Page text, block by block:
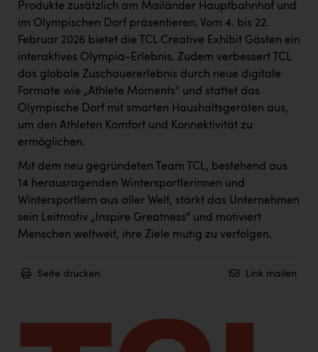
Österreichisches Hebammengremium
Wirtschaftskammer OÖ Energiehandel
Dopgas
kunden basics
kontakt
Produkte zusätzlich am Mailänder Hauptbahnhof und
im Olympischen Dorf präsentieren. Vom 4. bis 22.
Februar 2026 bietet die TCL Creative Exhibit Gästen ein
interaktives Olympia-Erlebnis. Zudem verbessert TCL
das globale Zuschauererlebnis durch neue digitale
Formate wie „Athlete Moments“ und stattet das
Olympische Dorf mit smarten Haushaltsgeräten aus,
um den Athleten Komfort und Konnektivität zu
ermöglichen.
Mit dem neu gegründeten Team TCL, bestehend aus
14 herausragenden Wintersportlerinnen und
Wintersportlern aus aller Welt, stärkt das Unternehmen
sein Leitmotiv „Inspire Greatness“ und motiviert
Menschen weltweit, ihre Ziele mutig zu verfolgen.
Seite drucken Link mailen